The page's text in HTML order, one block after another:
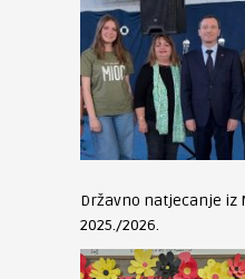
Državno natjecanje iz
2025./2026.